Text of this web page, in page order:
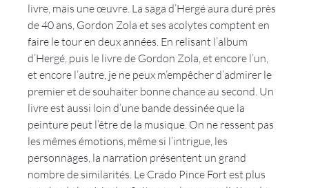
livre, mais une œuvre. La saga d’Hergé aura duré près
de 40 ans, Gordon Zola et ses acolytes comptent en
faire le tour en deux années. En relisant l’album
d’Hergé, puis le livre de Gordon Zola, et encore l’un,
et encore l’autre, je ne peux m’empêcher d’admirer le
premier et de souhaiter bonne chance au second. Un
livre est aussi loin d’une bande dessinée que la
peinture peut l’être de la musique. On ne ressent pas
les mêmes émotions, même si l’intrigue, les
personnages, la narration présentent un grand
nombre de similarités. Le Crado Pince Fort est plus